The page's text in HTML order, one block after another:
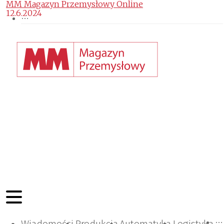
MM Magazyn Przemysłowy Online
12.6.2024